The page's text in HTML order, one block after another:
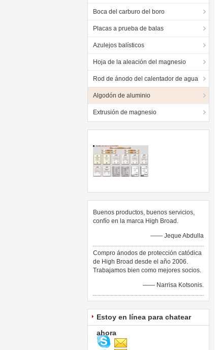
Boca del carburo del boro
Placas a prueba de balas
Azulejos balísticos
Hoja de la aleación del magnesio
Rod de ánodo del calentador de agua
Algodón de aluminio
Extrusión de magnesio
Buenos productos, buenos servicios,
confío en la marca High Broad.
—— Jeque Abdulla
Compro ánodos de protección catódica
de High Broad desde el año 2006.
Trabajamos bien como mejores socios.
—— Narrisa Kotsonis.
Estoy en línea para chatear
ahora